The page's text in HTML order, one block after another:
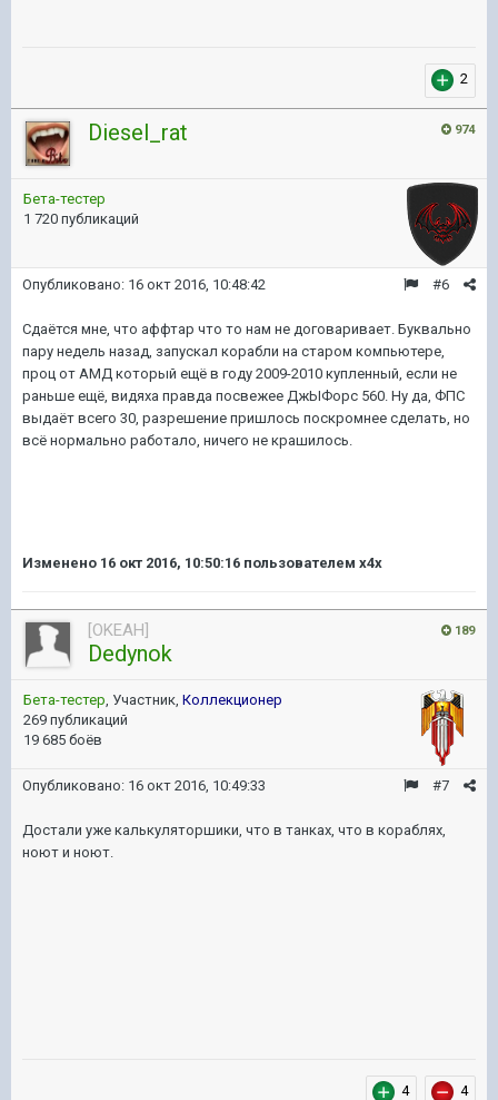
2
974
Diesel_rat
Бета-тестер
1 720 публикаций
#6
Опубликовано: 16 окт 2016, 10:48:42
Сдаётся мне, что аффтар что то нам не договаривает. Буквально
пару недель назад, запускал корабли на старом компьютере,
проц от АМД который ещё в году 2009-2010 купленный, если не
раньше ещё, видяха правда посвежее ДжЫФорс 560. Ну да, ФПС
выдаёт всего 30, разрешение пришлось поскромнее сделать, но
всё нормально работало, ничего не крашилось.
Изменено 16 окт 2016, 10:50:16 пользователем x4x
189
[OKEAH]
Dedynok
Бета-тестер , Участник, Коллекционер
269 публикаций
19 685 боёв
#7
Опубликовано: 16 окт 2016, 10:49:33
Достали уже калькуляторшики, что в танках, что в кораблях,
ноют и ноют.
4 4